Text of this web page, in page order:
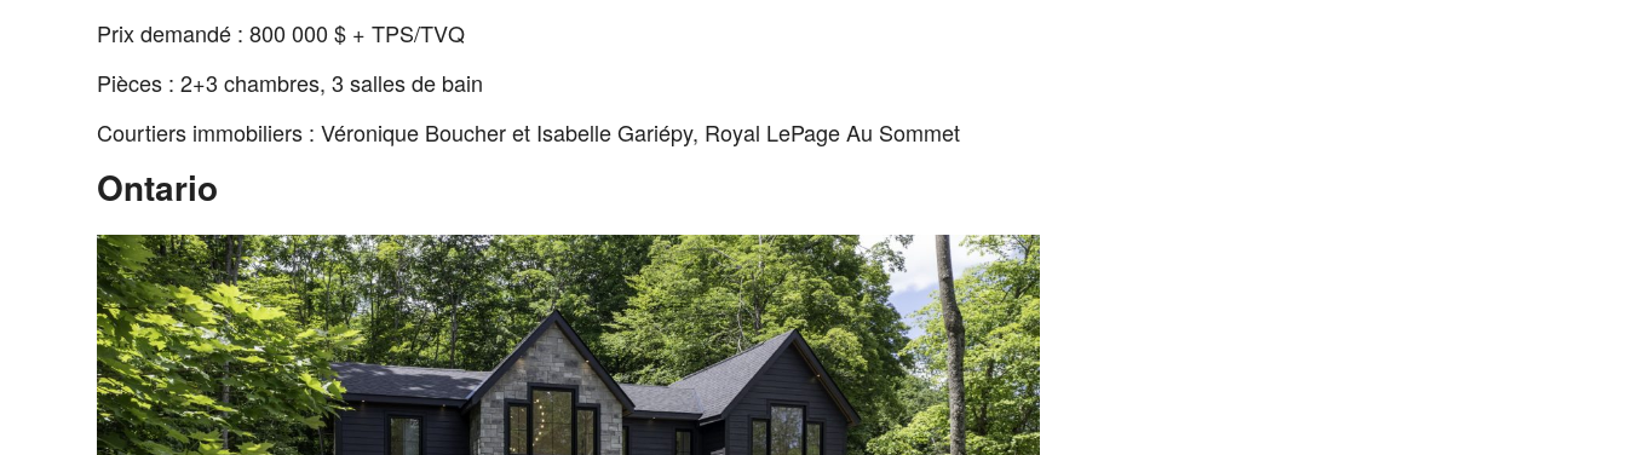
Prix demandé : 800 000 $ + TPS/TVQ
Pièces : 2+3 chambres, 3 salles de bain
Courtiers immobiliers : Véronique Boucher et Isabelle Gariépy, Royal LePage Au Sommet
Ontario